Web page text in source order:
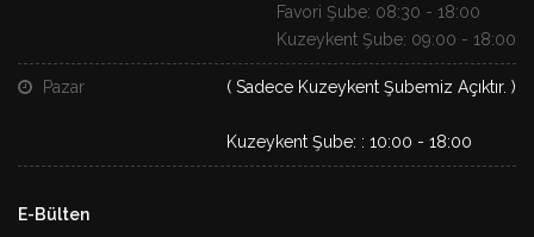
Favori Şube: 08:30 - 18:00
Kuzeykent Şube: 09:00 - 18:00
Pazar ( Sadece Kuzeykent Şubemiz Açıktır. )
Kuzeykent Şube: : 10:00 - 18:00
E-Bülten